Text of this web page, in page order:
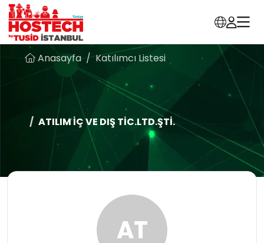
Anasayfa Katılımcı Listesi
ATILIM İÇ VE DIŞ TİC.LTD.ŞTİ.
AT